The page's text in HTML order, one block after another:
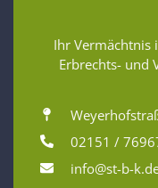
Ihr Vermächtnis
Erbrechts- und
02151 /
info@st-b-